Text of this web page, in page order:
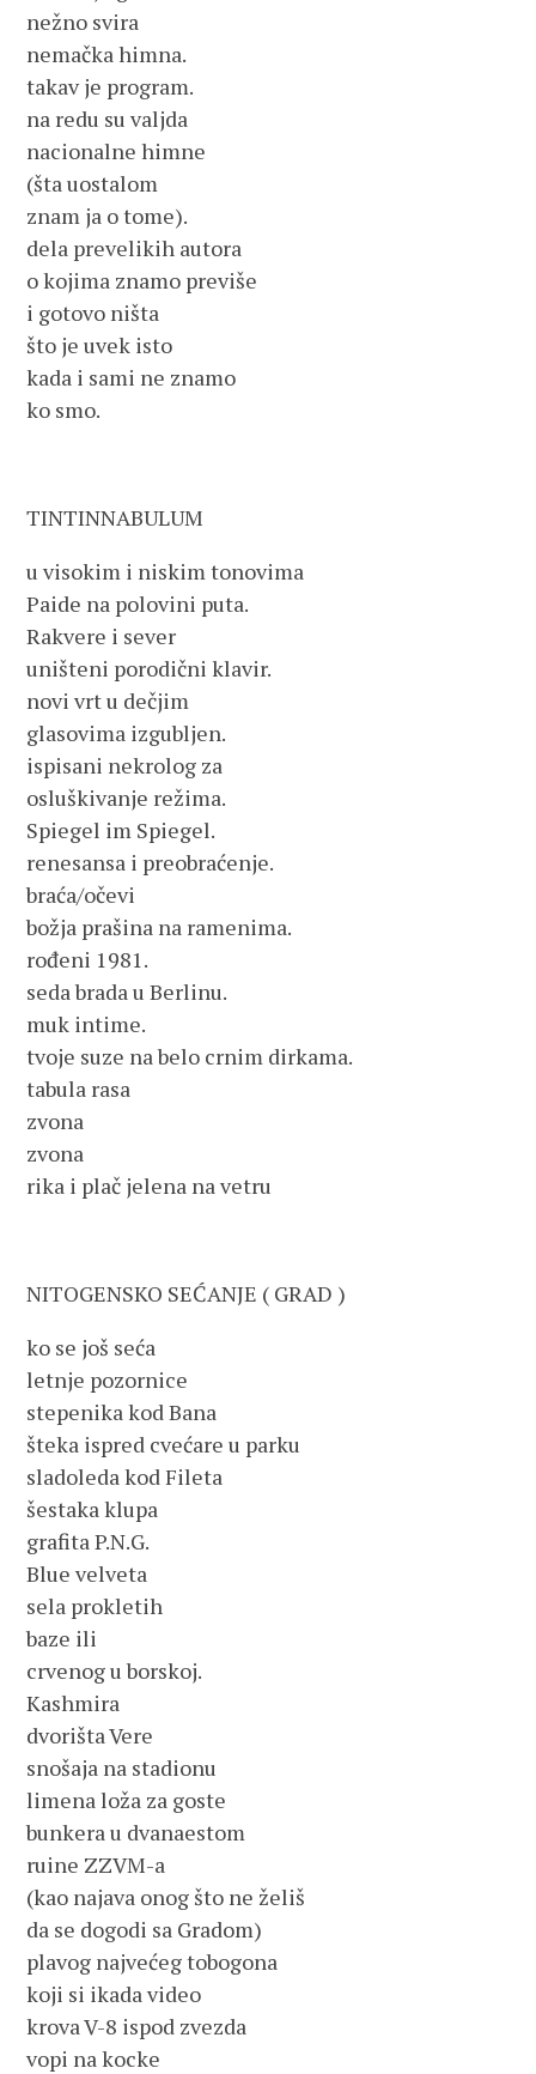
nežno svira
nemačka himna.
takav je program.
na redu su valjda
nacionalne himne
(šta uostalom
znam ja o tome).
dela prevelikih autora
o kojima znamo previše
i gotovo ništa
što je uvek isto
kada i sami ne znamo
ko smo.
TINTINNABULUM
u visokim i niskim tonovima
Paide na polovini puta.
Rakvere i sever
uništeni porodični klavir.
novi vrt u dečjim
glasovima izgubljen.
ispisani nekrolog za
osluškivanje režima.
Spiegel im Spiegel.
renesansa i preobraćenje.
braća/očevi
božja prašina na ramenima.
rođeni 1981.
seda brada u Berlinu.
muk intime.
tvoje suze na belo crnim dirkama.
tabula rasa
zvona
zvona
rika i plač jelena na vetru
NITOGENSKO SEĆANJE ( GRAD )
ko se još seća
letnje pozornice
stepenika kod Bana
šteka ispred cvećare u parku
sladoleda kod Fileta
šestaka klupa
grafita P.N.G.
Blue velveta
sela prokletih
baze ili
crvenog u borskoj.
Kashmira
dvorišta Vere
snošaja na stadionu
limena loža za goste
bunkera u dvanaestom
ruine ZZVM-a
(kao najava onog što ne želiš
da se dogodi sa Gradom)
plavog najvećeg tobogona
koji si ikada video
krova V-8 ispod zvezda
vopi na kocke